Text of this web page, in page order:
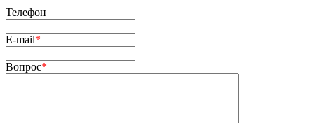
Телефон
E-mail*
Вопрос*